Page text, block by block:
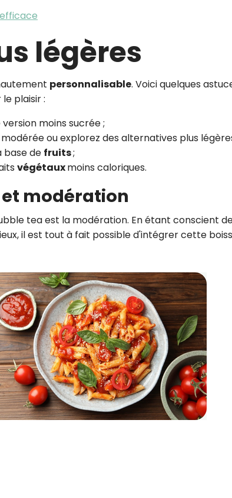
légères
personnalisable. Voici quelques
plaisir :
moins sucrée ;
ou explorez des alternatives plus
base de fruits;
végétauxmoins caloriques.
modération
tea est la modération. En étant conscient
il est tout à fait possible d'intégrer cette